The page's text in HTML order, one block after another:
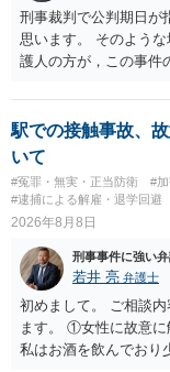
ません。したがって，
ですから，相談者の場
は，①～③に答えます
れば，酔っていて偶
のかは，わかります。
要です。酔っていてふ
いているわけではあり
くなるわけではありま
ることはないと思いま
伝わっていたのでしょ
面の話なので，防犯カ
人の話（故意を否認す
す。 ②について 犯人性
ないと思います。 ③
前提なので，期間も
丈夫ですから，今後，
をつけてくださいね。
刑事裁判で公判期日が
思います。 そのよう
護人の方が，この事件
いかアドバイスしてく
人質問などで活用され
録するわけではない
用できる可能性があ
拠も見て内容を把握し
合わせて進めるのが，
状に関しての話になる
ょう。
駅での接触事故、
いて
#冤罪・無実・正当防衛 #
#逮捕による解雇・退学回避
2026年8月8日
刑事事件に強い
若井 亮 弁護士
初めまして。 ご相談
ます。 ①女性に故意に
私はお酒を飲んでおり